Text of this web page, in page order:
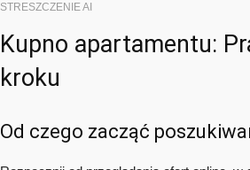
STRESZCZENIE AI
Kupno apartamentu:
kroku
Od czego zacząć